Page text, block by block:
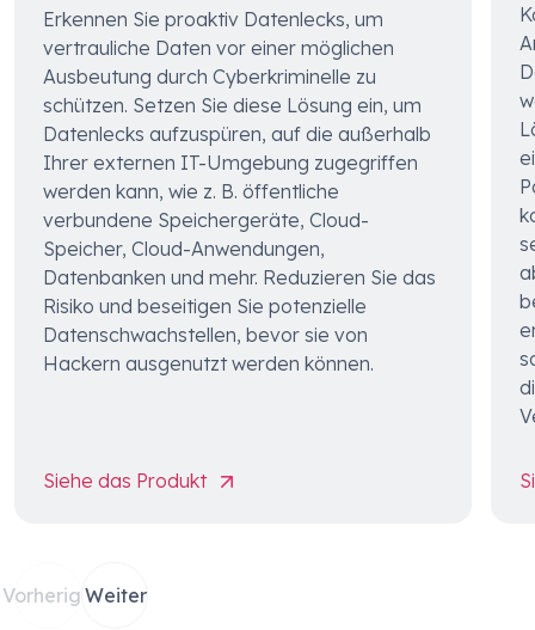
Erkennen Sie proaktiv Datenlecks, um
vertrauliche Daten vor einer möglichen
Ausbeutung durch Cyberkriminelle zu
schützen. Setzen Sie diese Lösung ein, um
Datenlecks aufzuspüren, auf die außerhalb
Ihrer externen IT-Umgebung zugegriffen
werden kann, wie z. B. öffentliche
verbundene Speichergeräte, Cloud-
Speicher, Cloud-Anwendungen,
Datenbanken und mehr. Reduzieren Sie das
Risiko und beseitigen Sie potenzielle
Datenschwachstellen, bevor sie von
Hackern ausgenutzt werden können.
Siehe das Produkt
VorherigeWeiter